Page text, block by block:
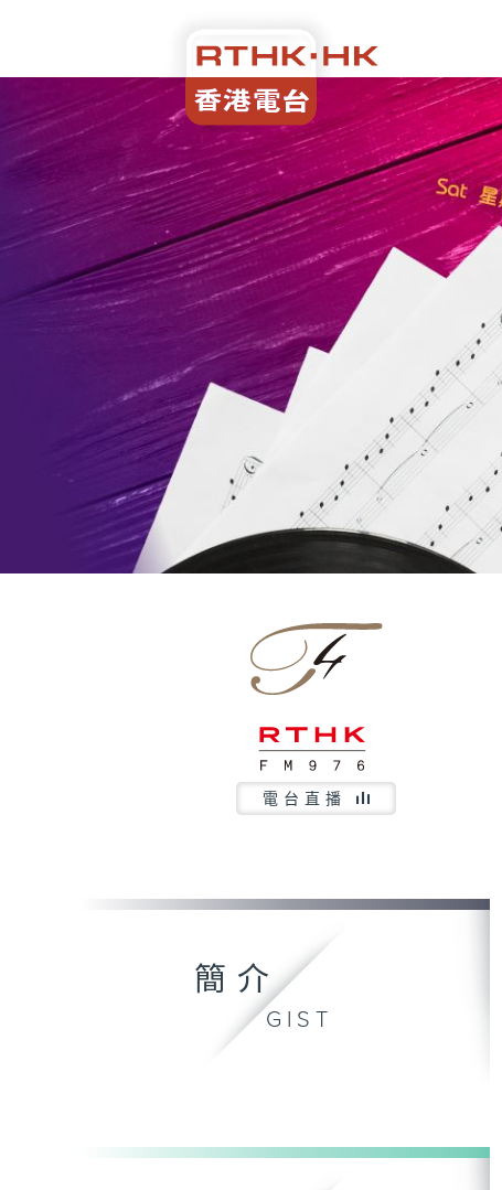
電台直播
簡介
GIST